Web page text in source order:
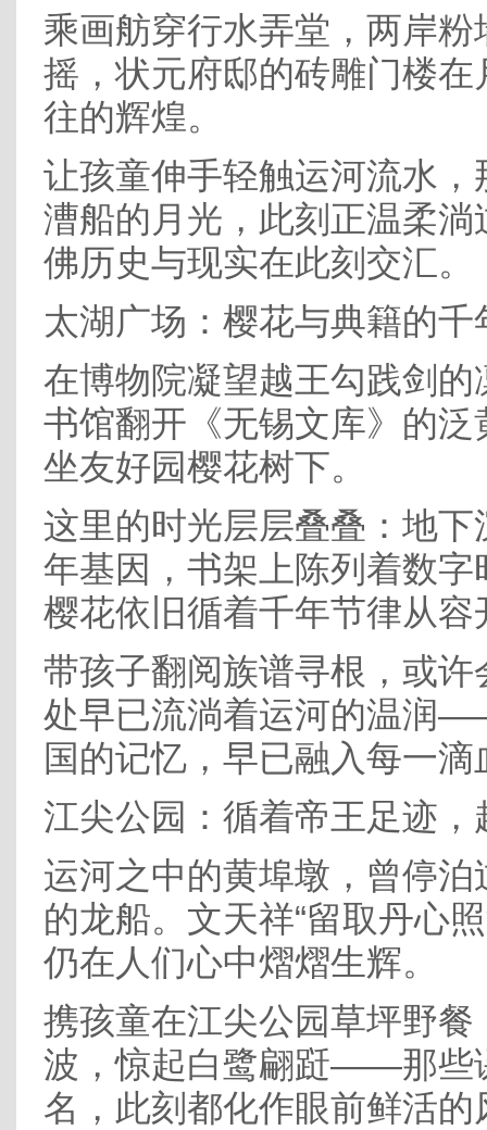
乘画舫穿行水弄堂，两岸
摇，状元府邸的砖雕门楼
往的辉煌。
让孩童伸手轻触运河流水
漕船的月光，此刻正温柔
佛历史与现实在此刻交汇。
太湖广场：樱花与典籍的千
在博物院凝望越王勾践剑
书馆翻开《无锡文库》的
坐友好园樱花树下。
这里的时光层层叠叠：地
年基因，书架上陈列着数
樱花依旧循着千年节律从容
带孩子翻阅族谱寻根，或
处早已流淌着运河的温润
国的记忆，早已融入每一滴
江尖公园：循着帝王足迹
运河之中的黄埠墩，曾停
的龙船。文天祥“留取丹心
仍在人们心中熠熠生辉。
携孩童在江尖公园草坪野
波，惊起白鹭翩跹——那些
名，此刻都化作眼前鲜活